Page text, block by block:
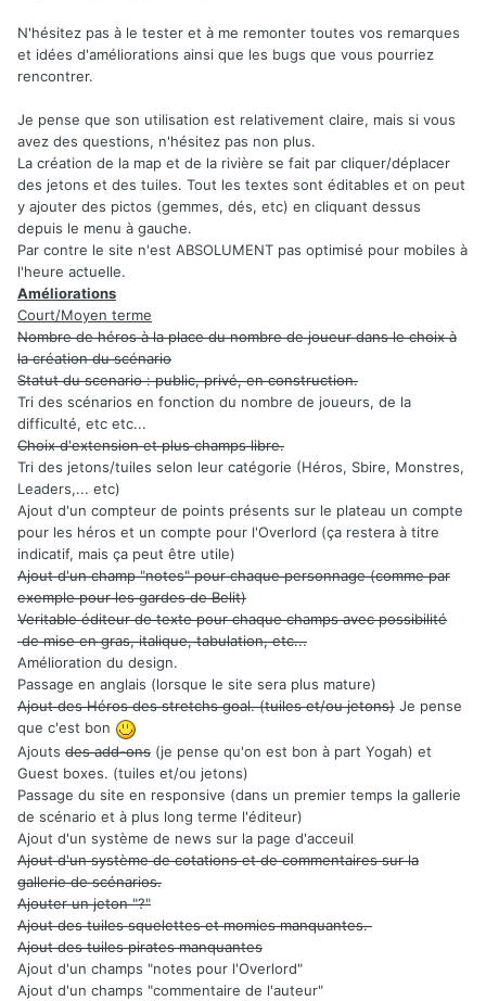
N'hésitez pas à le tester et à me remonter toutes vos remarques
et idées d'améliorations ainsi que les bugs que vous pourriez
rencontrer.
Je pense que son utilisation est relativement claire, mais si vous
avez des questions, n'hésitez pas non plus.
La création de la map et de la rivière se fait par cliquer/déplacer
des jetons et des tuiles. Tout les textes sont éditables et on peut
y ajouter des pictos (gemmes, dés, etc) en cliquant dessus
depuis le menu à gauche.
Par contre le site n'est ABSOLUMENT pas optimisé pour mobiles à
l'heure actuelle.
Améliorations
Court/Moyen terme
Nombre de héros à la place du nombre de joueur dans le choix à
la création du scénario
Statut du scenario : public, privé, en construction.
Tri des scénarios en fonction du nombre de joueurs, de la
difficulté, etc etc...
Choix d'extension et plus champs libre.
Tri des jetons/tuiles selon leur catégorie (Héros, Sbire, Monstres,
Leaders,... etc)
Ajout d'un compteur de points présents sur le plateau un compte
pour les héros et un compte pour l'Overlord (ça restera à titre
indicatif, mais ça peut être utile)
Ajout d'un champ "notes" pour chaque personnage (comme par
exemple pour les gardes de Belit)
Veritable éditeur de texte pour chaque champs avec possibilité
de mise en gras, italique, tabulation, etc...
Amélioration du design.
Passage en anglais (lorsque le site sera plus mature)
Ajout des Héros des stretchs goal. (tuiles et/ou jetons) Je pense
que c'est bon
Ajouts des add-ons (je pense qu'on est bon à part Yogah) et
Guest boxes. (tuiles et/ou jetons)
Passage du site en responsive (dans un premier temps la gallerie
de scénario et à plus long terme l'éditeur)
Ajout d'un système de news sur la page d'acceuil
Ajout d'un système de cotations et de commentaires sur la
gallerie de scénarios.
Ajouter un jeton "?"
Ajout des tuiles squelettes et momies manquantes.
Ajout des tuiles pirates manquantes
Ajout d'un champs "notes pour l'Overlord"
Ajout d'un champs "commentaire de l'auteur"